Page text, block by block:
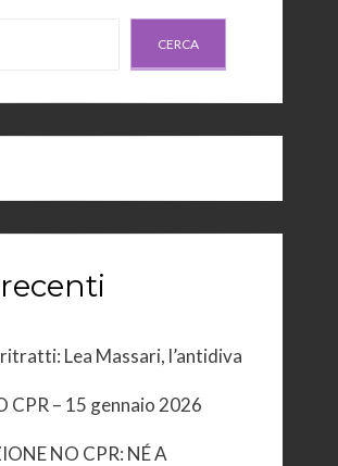
CERCA
Lea Massari, l’antidiva
CPR – 15 gennaio 2026
NO CPR: NÉ A